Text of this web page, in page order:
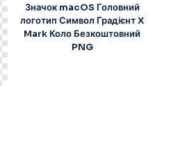
Значок macOS Головний
логотип Символ Градієнт X
Mark Коло Безкоштовний
PNG